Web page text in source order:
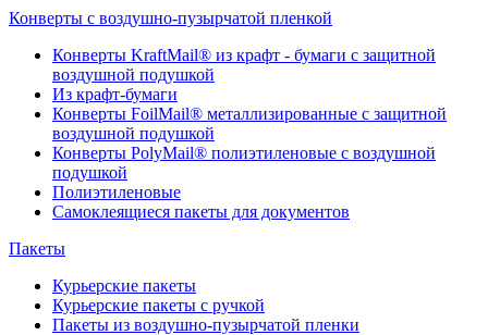
Конверты с воздушно-пузырчатой пленкой
Конверты KraftMail® из крафт - бумаги с защитной
воздушной подушкой
Из крафт-бумаги
Конверты FoilMail® металлизированные с защитной
воздушной подушкой
Конверты PolyMail® полиэтиленовые с воздушной
подушкой
Полиэтиленовые
Самоклеящиеся пакеты для документов
Пакеты
Курьерские пакеты
Курьерские пакеты с ручкой
Пакеты из воздушно-пузырчатой пленки